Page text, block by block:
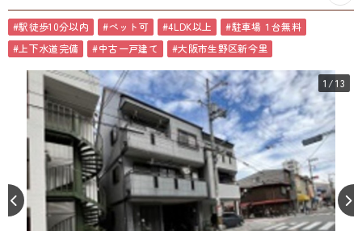
#駅徒歩10分以内 #ペット可 #4LDK以上
#駐車場１台無料
#上下水道完備
#中古一戸建て #大阪市生野区新今里
1 /13